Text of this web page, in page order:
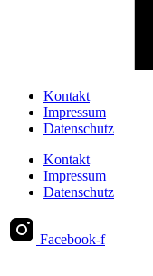
Kontakt
Impressum
Datenschutz
Kontakt
Impressum
Datenschutz
Facebook-f